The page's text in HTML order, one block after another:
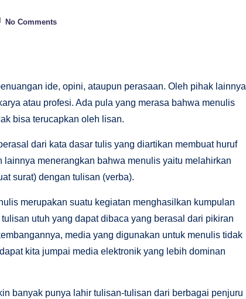
No Comments
ide, opini, ataupun perasaan. Oleh pihak lainnya
atau profesi. Ada pula yang merasa bahwa menulis
bisa terucapkan oleh lisan.
dari kata dasar tulis yang diartikan membuat huruf
menerangkan bahwa menulis yaitu melahirkan
surat) dengan tulisan (verba).
merupakan suatu kegiatan menghasilkan kumpulan
utuh yang dapat dibaca yang berasal dari pikiran
media yang digunakan untuk menulis tidak
kita jumpai media elektronik yang lebih dominan
banyak punya lahir tulisan-tulisan dari berbagai penjuru